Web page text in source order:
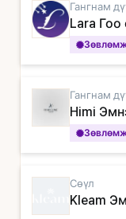
Гангнам
Lara Гоо
Гангнам
Himi
Сөүл
Kleam